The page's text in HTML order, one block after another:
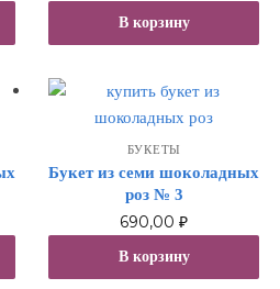
В корзину
БУКЕТЫ
Букет из семи шоколадных
роз № 3
690,00₽
В корзину